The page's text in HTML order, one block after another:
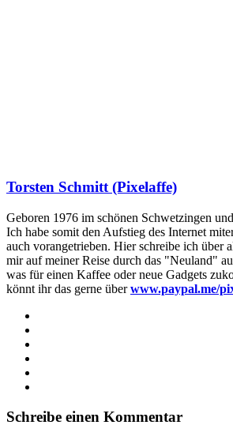
Torsten Schmitt (Pixelaffe)
Geboren 1976 im schönen Schwetzingen
Ich habe somit den Aufstieg des Internet
auch vorangetrieben. Hier schreibe ich über
mir auf meiner Reise durch das "Neuland"
was für einen Kaffee oder neue Gadgets
könnt ihr das gerne überwww.paypal.me/
Schreibe einen Kommentar